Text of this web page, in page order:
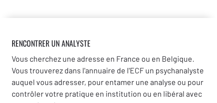
RENCONTRER UN ANALYSTE
Vous cherchez une adresse en France ou en Belgique.
Vous trouverez dans l'annuaire de l'ECF un psychanalyste
auquel vous adresser, pour entamer une analyse ou pour
contrôler votre pratique en institution ou en libéral avec